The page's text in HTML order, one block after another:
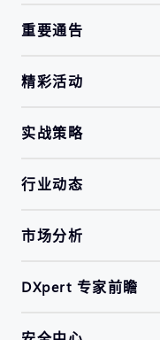
重要通告
精彩活动
实战策略
行业动态
市场分析
DXpert 专家前瞻